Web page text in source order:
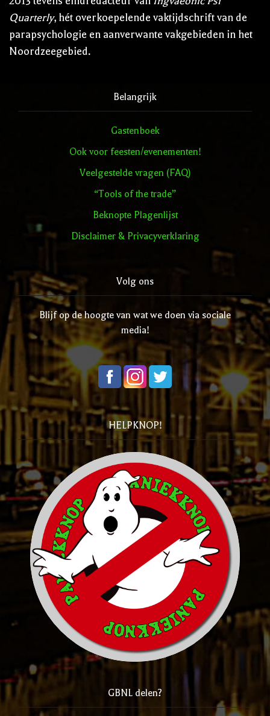
Quarterly, hét overkoepelende vaktijdschrift van de
parapsychologie en aanverwante vakgebieden in het
Noordzeegebied.
Belangrijk
Gastenboek
Ook voor feesten/evenementen!
Veelgestelde vragen (FAQ)
“Tools of the trade”
Beknopte Plagenlijst
Disclaimer & Privacyverklaring
Volg ons
Blijf op de hoogte van wat we doen via sociale
media!
HELPKNOP!
GBNL delen?